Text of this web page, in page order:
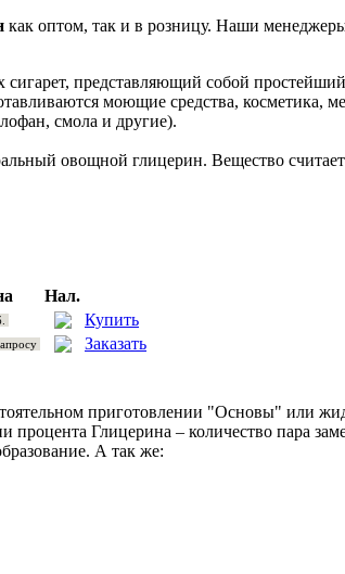
как оптом, так и в розницу. Наши
представляющий собой
моющие средства, косметика,
смола и другие).
овощной глицерин. Вещество
Нал.
Купить
Заказать
приготовлении "Основы" или
Глицерина – количество пара
А так же: